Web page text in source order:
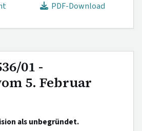
PDF-Download
01 -
5. Februar
als unbegründet.